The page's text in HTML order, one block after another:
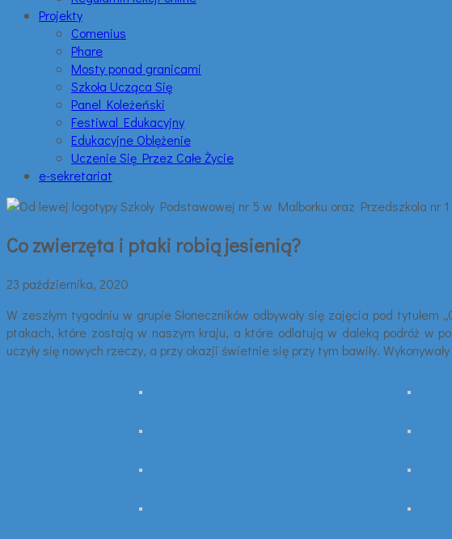
Projekty
Comenius
Phare
Mosty ponad granicami
Szkoła Ucząca Się
Panel Koleżeński
Festiwal Edukacyjny
Edukacyjne Oblężenie
Uczenie Się Przez Całe Życie
e-sekretariat
Co zwierzęta i ptaki robią jesienią?
23 października, 2020
W zeszłym tygodniu w grupie Słoneczników odbywały się zajęcia pod
ptakach, które zostają w naszym kraju, a które odlatują w daleką podróż w
uczyły się nowych rzeczy, a przy okazji świetnie się przy tym bawiły.